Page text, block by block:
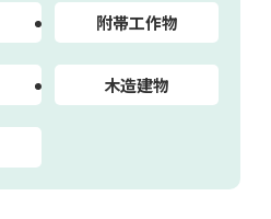
附帯工作物
木造建物